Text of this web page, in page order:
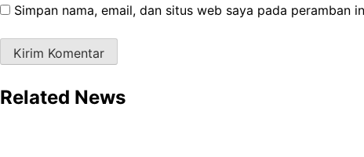
Simpan nama, email, dan situs web saya pada peramban
Related News